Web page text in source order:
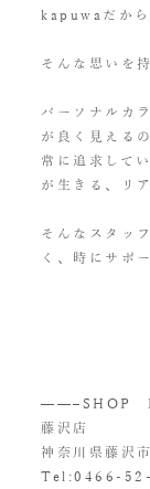
kapuwaだから
そんな思いを
パーソナルカ
が良く見える
常に追求して
が生きる、リ
そんなスタッ
く、時にサポ
——–SHOP
藤沢店
神奈川県藤沢
Tel:0466-